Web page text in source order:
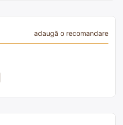
adaugă o recomandare